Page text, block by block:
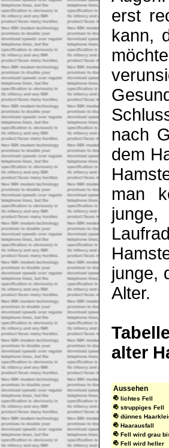
erst
kann,
nach
dem
man
junge,
Alter.
alter
Aussehen
lichtes Fell
struppiges Fell
dünnes
Haarausfall
Fell wird grau
Fell wird heller